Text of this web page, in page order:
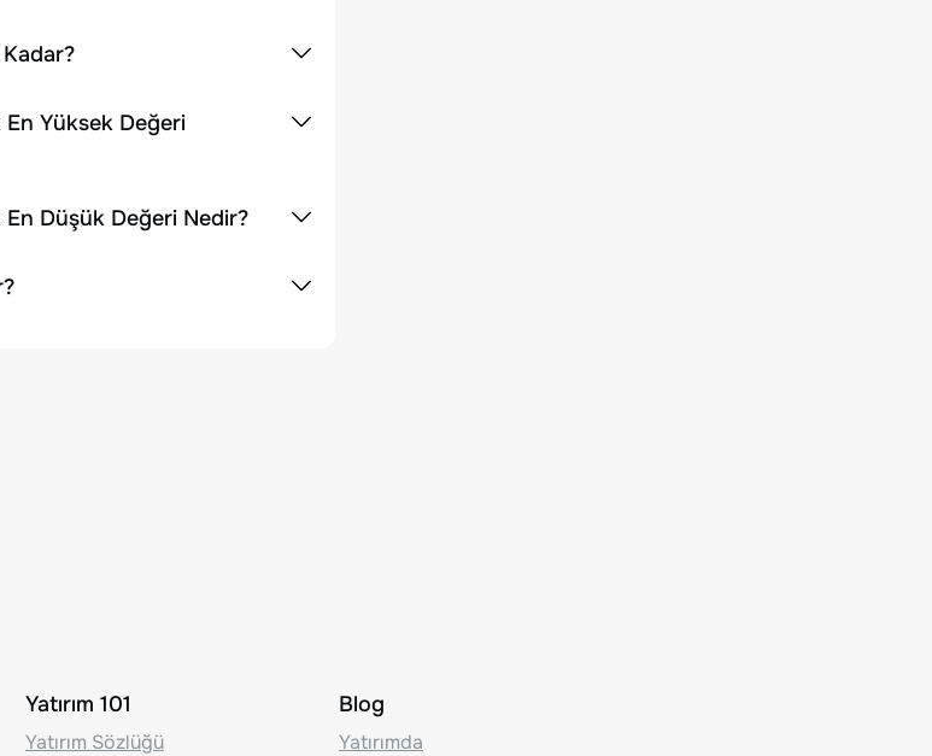
Yüksek Değeri
Düşük Değeri Nedir?
Yatırım 101
Yatırım Sözlüğü
Blog
Yatırımda